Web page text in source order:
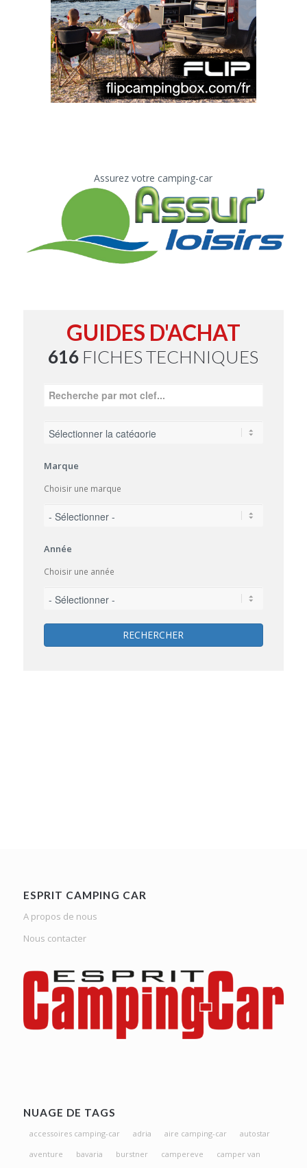
Assurez votre camping-car
GUIDES D'ACHAT
616 FICHES TECHNIQUES
Marque
Choisir une marque
Année
Choisir une année
RECHERCHER
ESPRIT CAMPING CAR
A propos de nous
Nous contacter
NUAGE DE TAGS
accessoires camping-car adria aire camping-car
autostar
aventure
bavaria burstner campereve
camper van